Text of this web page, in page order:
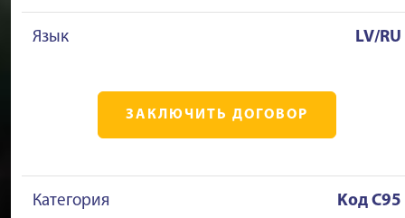
Язык LV/RU
ЗАКЛЮЧИТЬ ДОГОВОР
Категория Kод C95